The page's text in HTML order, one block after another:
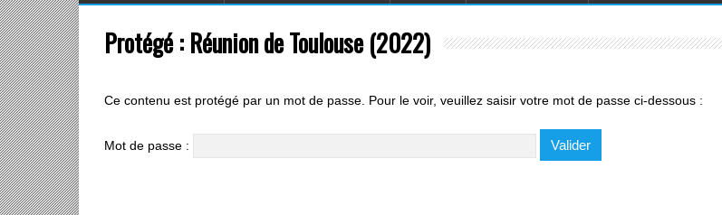
Protégé : Réunion de Toulouse (2022)
Ce contenu est protégé par un mot de passe. Pour le voir, veuillez saisir votre mot de passe ci-dessous :
Mot de passe :